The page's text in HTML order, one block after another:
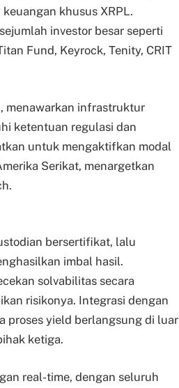
khusus XRPL.
investor besar seperti
Fund, Keyrock, Tenity, CRIT
menawarkan infrastruktur
ketentuan regulasi dan
untuk mengaktifkan modal
Serikat, menargetkan
bersertifikat, lalu
imbal hasil.
solvabilitas secara
risikonya. Integrasi dengan
proses yield berlangsung di luar
ketiga.
real-time, dengan seluruh